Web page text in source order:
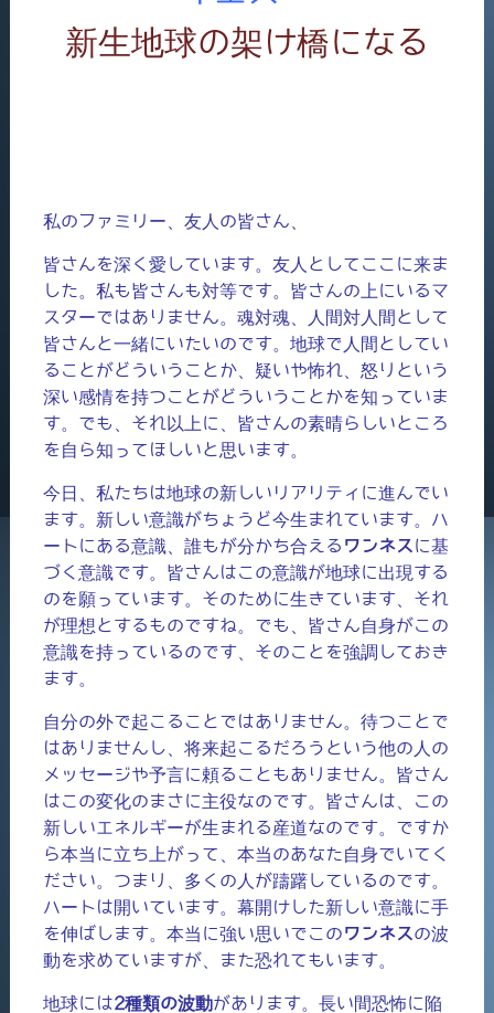
新生地球の架け橋になる
私のファミリー、友人の皆さん、
皆さんを深く愛しています。友人としてここに来ま
した。私も皆さんも対等です。皆さんの上にいるマ
スターではありません。魂対魂、人間対人間として
皆さんと一緒にいたいのです。地球で人間としてい
ることがどういうことか、疑いや怖れ、怒りという
深い感情を持つことがどういうことかを知っていま
す。でも、それ以上に、皆さんの素晴らしいところ
を自ら知ってほしいと思います。
今日、私たちは地球の新しいリアリティに進んでい
ます。新しい意識がちょうど今生まれています。ハ
ートにある意識、誰もが分かち合える ワンネスに基
づく意識です。皆さんはこの意識が地球に出現する
のを願っています。そのために生きています、それ
が理想とするものですね。でも、皆さん自身がこの
意識を持っているのです、そのことを強調しておき
ます。
自分の外で起こることではありません。待つことで
はありませんし、将来起こるだろうという他の人の
メッセージや予言に頼ることもありません。皆さん
はこの変化のまさに主役なのです。皆さんは、この
新しいエネルギーが生まれる産道なのです。ですか
ら本当に立ち上がって、本当のあなた自身でいてく
ださい。つまり、多くの人が躊躇しているのです。
ハートは開いています。幕開けした新しい意識に手
を伸ばします。本当に強い思いでこのワンネスの波
動を求めていますが、また恐れてもいます。
地球には2種類の波動があります。長い間恐怖に陥